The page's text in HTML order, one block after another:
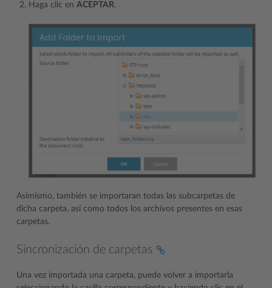
Haga clic en ACEPTAR.
Asimismo, también se importaran todas las subcarpetas de
dicha carpeta, así como todos los archivos presentes en esas
carpetas.
Sincronización de carpetas
Una vez importada una carpeta, puede volver a importarla